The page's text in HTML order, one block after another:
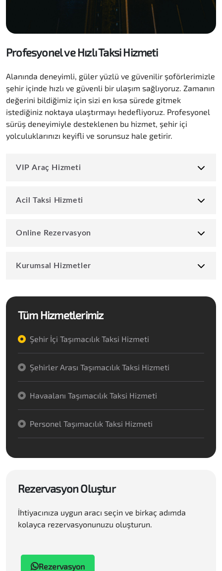
Tüm Hizmetlerimiz
Şehir İçi Taşımacılık Taksi Hizmeti
Şehirler Arası Taşımacılık Taksi Hizmeti
Havaalanı Taşımacılık Taksi Hizmeti
Personel Taşımacılık Taksi Hizmeti
Rezervasyon Oluştur
İhtiyacınıza uygun aracı seçin ve birkaç adımda
kolayca rezervasyonunuzu oluşturun.
Rezervasyon
Profesyonel ve Hızlı Taksi Hizmeti
Alanında deneyimli, güler yüzlü ve güvenilir şoförlerimizle
şehir içinde hızlı ve güvenli bir ulaşım sağlıyoruz. Zamanın
değerini bildiğimiz için sizi en kısa sürede gitmek
istediğiniz noktaya ulaştırmayı hedefliyoruz. Profesyonel
sürüş deneyimiyle desteklenen bu hizmet, şehir içi
yolculuklarınızı keyifli ve sorunsuz hale getirir.
VIP Araç Hizmeti
Acil Taksi Hizmeti
Online Rezervasyon
Kurumsal Hizmetler